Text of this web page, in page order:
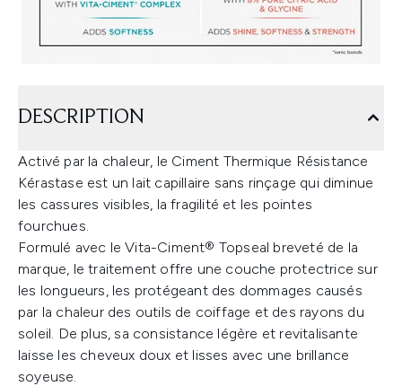
DESCRIPTION
Activé par la chaleur, le Ciment Thermique Résistance
Kérastase est un lait capillaire sans rinçage qui diminue
les cassures visibles, la fragilité et les pointes
fourchues.
Formulé avec le Vita-Ciment® Topseal breveté de la
marque, le traitement offre une couche protectrice sur
les longueurs, les protégeant des dommages causés
par la chaleur des outils de coiffage et des rayons du
soleil. De plus, sa consistance légère et revitalisante
laisse les cheveux doux et lisses avec une brillance
soyeuse.